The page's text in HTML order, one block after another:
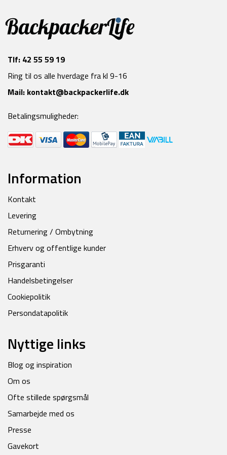
Tlf: 42 55 59 19
Ring til os alle hverdage fra kl 9-16
Mail: kontakt@backpackerlife.dk
Betalingsmuligheder:
Information
Kontakt
Levering
Returnering / Ombytning
Erhverv og offentlige kunder
Prisgaranti
Handelsbetingelser
Cookiepolitik
Persondatapolitik
Nyttige links
Blog og inspiration
Om os
Ofte stillede spørgsmål
Samarbejde med os
Presse
Gavekort